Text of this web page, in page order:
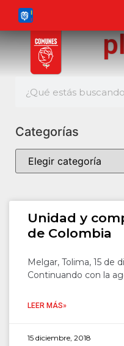
Categorías
Unidad y
de Colombia
Melgar, Tolima, 15 de
Continuando con la
LEER MÁS»
15 diciembre, 2018